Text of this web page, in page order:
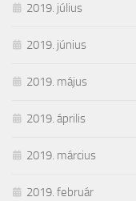
2019. július
2019. június
2019. május
2019. április
2019. március
2019. február